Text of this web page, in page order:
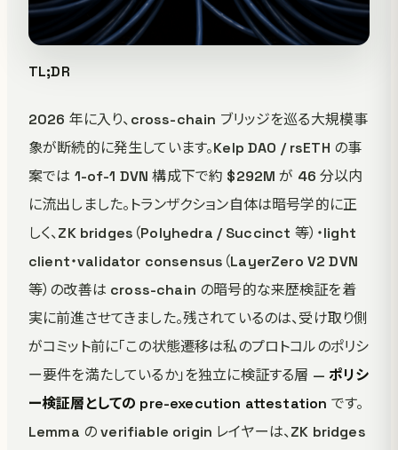
TL;DR
2026 年に入り、cross-chain ブリッジを巡る大規模事
象が断続的に発生しています。Kelp DAO / rsETH の事
案では 1-of-1 DVN 構成下で約 $292M が 46 分以内
に流出しました。トランザクション自体は暗号学的に正
しく、ZK bridges（Polyhedra / Succinct 等）・light
client・validator consensus（LayerZero V2 DVN
等）の改善は cross-chain の暗号的な来歴検証を着
実に前進させてきました。残されているのは、受け取り側
がコミット前に「この状態遷移は私のプロトコルのポリシ
ー要件を満たしているか」を独立に検証する層 — ポリシ
ー検証層としての pre-execution attestation です。
Lemma の verifiable origin レイヤーは、ZK bridges